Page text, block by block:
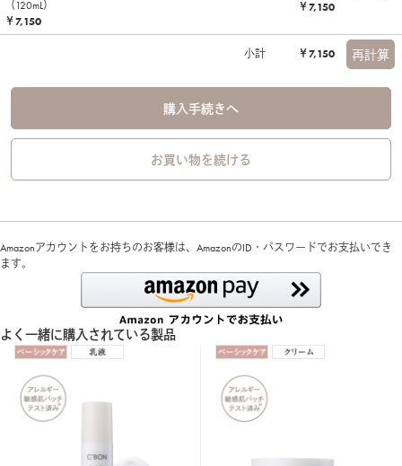
（120mL）
￥7,150
￥7,150
小計 ￥7,150
Amazonアカウントをお持ちのお客様は、AmazonのID・パスワードでお支払いでき
ます。
よく一緒に購入されている製品